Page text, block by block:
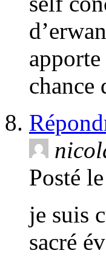
chance
Posté le
je suis
sacré